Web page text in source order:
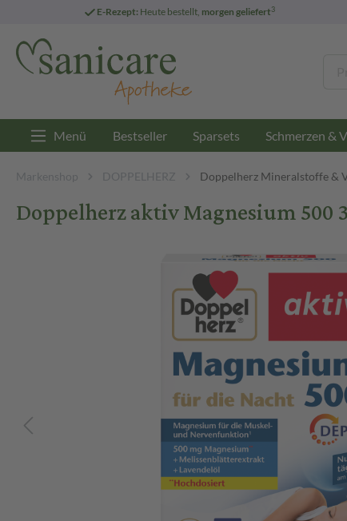
E-Rezept: Heute bestellt, morgen geliefert3
Menü Bestseller Sparsets Schmerzen &
Markenshop DOPPELHERZ Doppelherz Mineralstoffe &
Doppelherz aktiv Magnesium 500